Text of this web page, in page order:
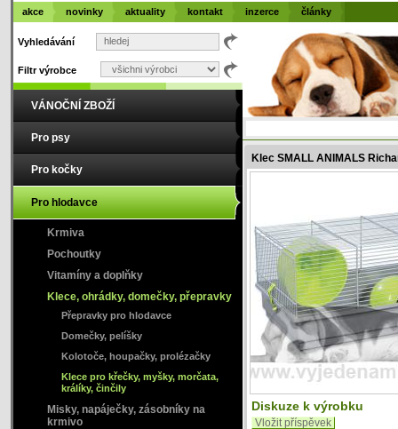
Klec SMALL ANIMALS
Diskuze k výrobku
Vložit příspěvek
Vyhledávání
Filtr výrobce
VÁNOČNÍ ZBOŽÍ
Pro psy
Pro kočky
Pro hlodavce
Krmiva
Pochoutky
Vitamíny a doplňky
Klece, ohrádky, domečky, přepravky
Přepravky pro hlodavce
Domečky, pelíšky
Kolotoče, houpačky, prolézačky
Klece pro křečky, myšky, morčata,
králíky, činčily
Misky, napáječky, zásobníky na
krmivo
akce novinky aktuality kontakt inzerce články